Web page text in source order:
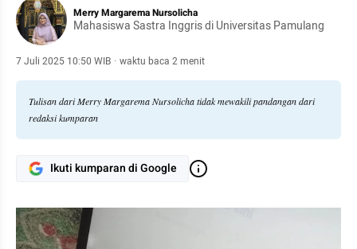
Merry Margarema Nursolicha
Mahasiswa Sastra Inggris di Universitas Pamulang
7 Juli 2025 10:50 WIB · waktu baca 2 menit
Tulisan dari Merry Margarema Nursolicha tidak mewakili pandangan dari
redaksi kumparan
Ikuti kumparan di Google